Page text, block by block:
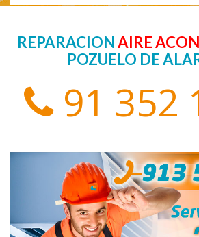
REPARACIONAIRE
POZUELO DE
91 352